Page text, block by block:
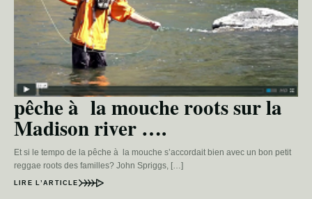
pêche à la mouche roots sur la
Madison river ….
Et si le tempo de la pêche à la mouche s’accordait bien avec un bon petit
reggae roots des familles? John Spriggs, […]
LIRE L’ARTICLE